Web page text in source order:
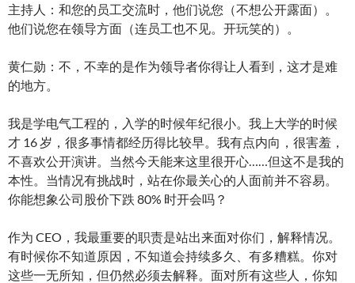
主持人：和您的员工交流时，他们说您（不想公开露面）。
他们说您在领导方面（连员工也不见。开玩笑的）。
黄仁勋：不，不幸的是作为领导者你得让人看到，这才是难
的地方。
我是学电气工程的，入学的时候年纪很小。我上大学的时候
才 16 岁，很多事情都经历得比较早。我有点内向，很害羞，
不喜欢公开演讲。当然今天能来这里很开心……但这不是我的
本性。当情况有挑战时，站在你最关心的人面前并不容易。
你能想象公司股价下跌 80% 时开会吗？
作为 CEO，我最重要的职责是站出来面对你们，解释情况。
有时候你不知道原因，不知道会持续多久、有多糟糕。你对
这些一无所知，但仍然必须去解释。面对所有这些人，你知